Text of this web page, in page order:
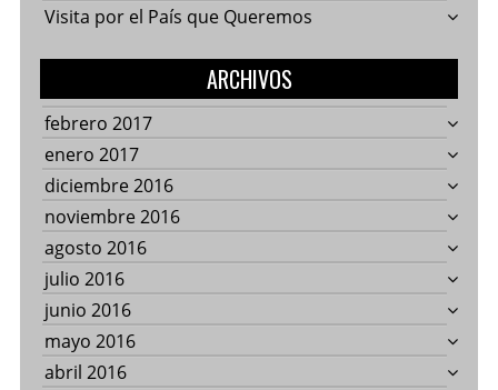
Visita por el País que Queremos
ARCHIVOS
febrero 2017
enero 2017
diciembre 2016
noviembre 2016
agosto 2016
julio 2016
junio 2016
mayo 2016
abril 2016